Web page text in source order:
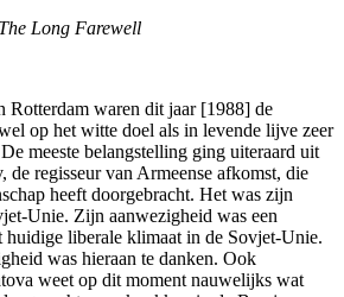
The Long Farewell
Rotterdam waren dit jaar [1988] de
op het witte doel als in levende lijve zeer
meeste belangstelling ging uiteraard uit
de regisseur van Armeense afkomst, die
heeft doorgebracht. Het was zijn
Unie. Zijn aanwezigheid was een
liberale klimaat in de Sovjet-Unie.
was hieraan te danken. Ook
weet op dit moment nauwelijks wat